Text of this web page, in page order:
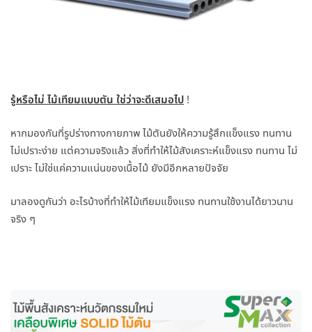
รู้หรือไม่ ไม้เทียมแบบตัน ใช่ว่าจะดีเสมอไป !
หากมองกันที่รูปร่างทางกายภาพ ไม้ตันยังให้ความรู้สึกแข็งแรง ทนทาน
ไม่เปราะง่าย แต่ความจริงแล้ว สิ่งที่ทำให้ไม้สังเคราะห์แข็งแรง ทนทาน ไม่
เปราะ ไม่ใช่แค่ความแน่นของเนื้อไม้ ยังมีอีกหลายปัจจัย
มาลองดูกันว่า อะไรบ้างที่ทำให้ไม้เทียมแข็งแรง ทนทานใช้งานได้ยาวนาน
จริง ๆ